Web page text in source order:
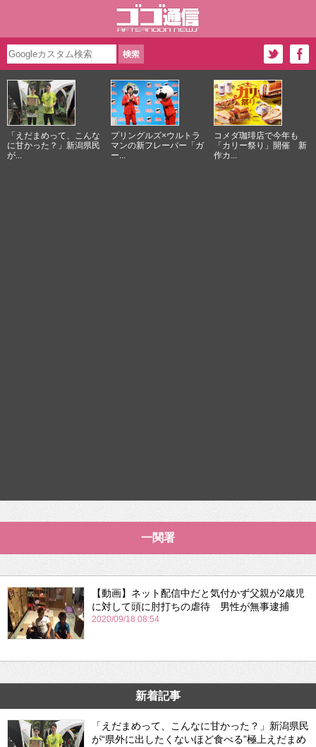
「えだまめって、こんな
に甘かった？」新潟県民
が...
プリングルズ×ウルトラ
マンの新フレーバー「ガ
ー...
コメダ珈琲店で今年も
「カリー祭り」開催 新
作カ...
一関署
【動画】ネット配信中だと気付かず父親が2歳児
に対して頭に肘打ちの虐待 男性が無事逮捕
2020/09/18 08:54
新着記事
「えだまめって、こんなに甘かった？」新潟県民
が“県外に出したくないほど食べる”極上えだまめ